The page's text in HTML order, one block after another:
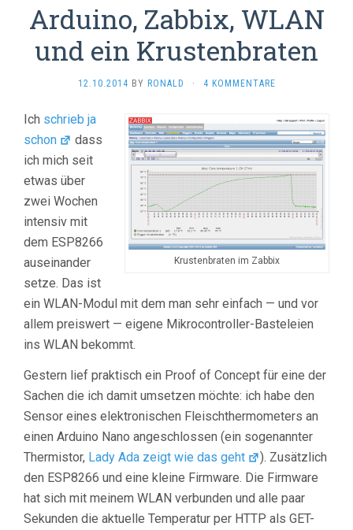
Arduino, Zabbix, WLAN
und ein Krustenbraten
12.10.2014 BY RONALD · 4 KOMMENTARE
Krustenbraten im Zabbix
Ich schrieb ja
schon
dass
ich mich seit
etwas über
zwei Wochen
intensiv mit
dem ESP8266
auseinander
setze. Das ist
ein WLAN-Modul mit dem man sehr einfach — und vor
allem preiswert — eigene Mikrocontroller-Basteleien
ins WLAN bekommt.
Gestern lief praktisch ein Proof of Concept für eine der
Sachen die ich damit umsetzen möchte: ich habe den
Sensor eines elektronischen Fleischthermometers an
einen Arduino Nano angeschlossen (ein sogenannter
Thermistor, Lady Ada zeigt wie das geht
). Zusätzlich
den ESP8266 und eine kleine Firmware. Die Firmware
hat sich mit meinem WLAN verbunden und alle paar
Sekunden die aktuelle Temperatur per HTTP als GET-